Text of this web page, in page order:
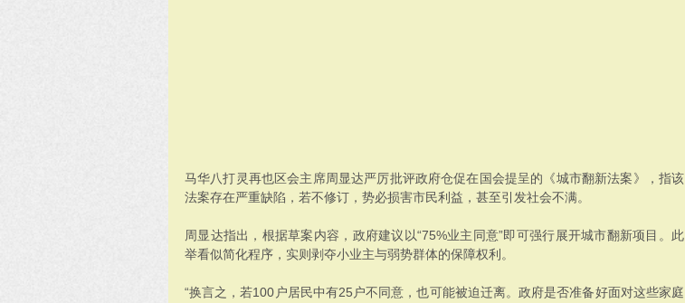
马华八打灵再也区会主席周显达严厉批评政府仓促在国会提呈的《城市翻新法案》，指该
法案存在严重缺陷，若不修订，势必损害市民利益，甚至引发社会不满。
周显达指出，根据草案内容，政府建议以“75%业主同意”即可强行展开城市翻新项目。此
举看似简化程序，实则剥夺小业主与弱势群体的保障权利。
“换言之，若100户居民中有25户不同意，也可能被迫迁离。政府是否准备好面对这些家庭